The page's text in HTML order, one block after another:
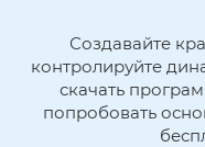
Создавайте
контролируйте
скачать
попробовать